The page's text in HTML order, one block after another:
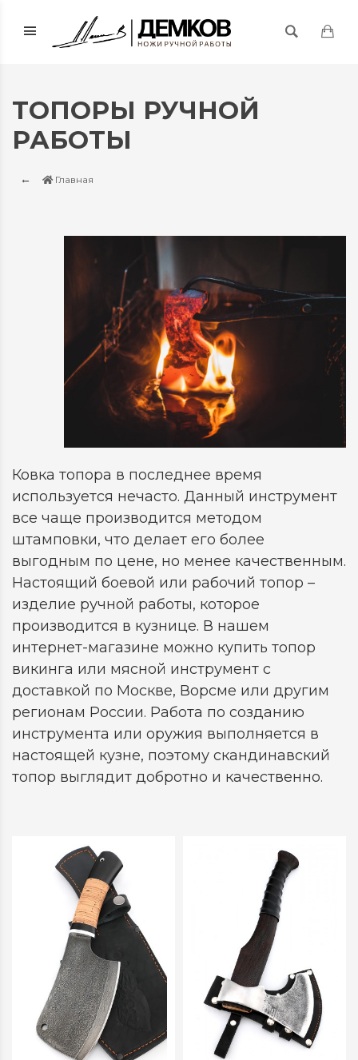
ТОПОРЫ РУЧНОЙ
РАБОТЫ
Главная
Ковка топора в последнее время
используется нечасто. Данный инструмент
все чаще производится методом
штамповки, что делает его более
выгодным по цене, но менее качественным.
Настоящий боевой или рабочий топор –
изделие ручной работы, которое
производится в кузнице. В нашем
интернет-магазине можно купить топор
викинга или мясной инструмент с
доставкой по Москве, Ворсме или другим
регионам России. Работа по созданию
инструмента или оружия выполняется в
настоящей кузне, поэтому скандинавский
топор выглядит добротно и качественно.